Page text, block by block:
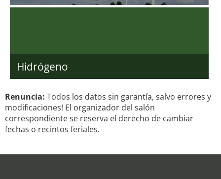
Hidrógeno
Renuncia: Todos los datos sin garantía, salvo errores y
modificaciones! El organizador del salón
correspondiente se reserva el derecho de cambiar
fechas o recintos feriales.